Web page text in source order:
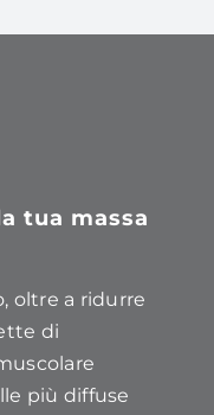
tua massa
oltre a ridurre
di
più diffuse